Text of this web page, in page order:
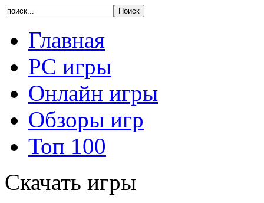
Главная
PC игры
Онлайн игры
Обзоры игр
Топ 100
Скачать игры